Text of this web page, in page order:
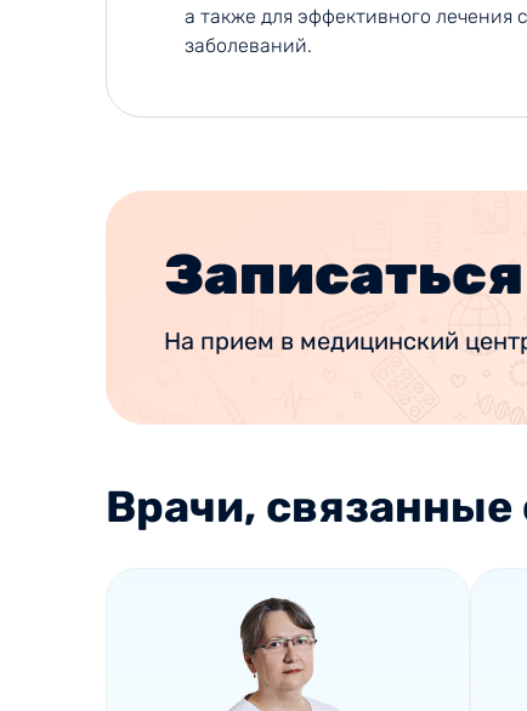
а также для эффективного лечения
заболеваний.
На прием в медицинский
Врачи, связанные